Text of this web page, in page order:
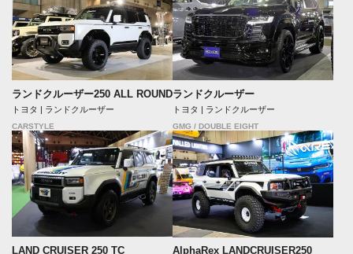
ランドクルーザー250 ALL ROUND
トヨタ | ランドクルーザー
CARSTYLE
ランドクルーザー
トヨタ | ランドクルーザー
GMG / DOUBLE EIGHT
LAND CRUISER 250 TC AlphaRex LANDCRUISER250